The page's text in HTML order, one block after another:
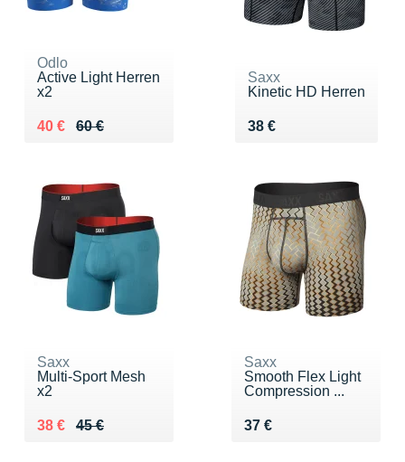
Odlo
Active Light Herren
x2
60 €
Au lieu de 60 €
40 €
Vendu 40 €
Saxx
Kinetic HD Herren
38 €
Vendu 38 €
Saxx
Multi-Sport Mesh
x2
45 €
Au lieu de 45 €
38 €
Vendu 38 €
Saxx
Smooth Flex Light
Compression ...
37 €
Vendu 37 €